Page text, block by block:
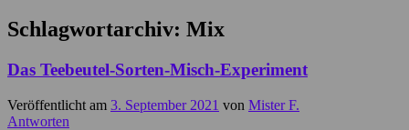
Schlagwortarchiv: Mix
Das Teebeutel-Sorten-Misch-Experiment
Veröffentlicht am 3. September 2021 von Mister F.
Antworten